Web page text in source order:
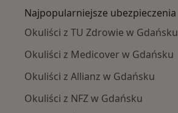
Najpopularniejsze ubezpieczenia
Okuliści z TU Zdrowie w Gdańsku
Okuliści z Medicover w Gdańsku
Okuliści z Allianz w Gdańsku
Okuliści z NFZ w Gdańsku